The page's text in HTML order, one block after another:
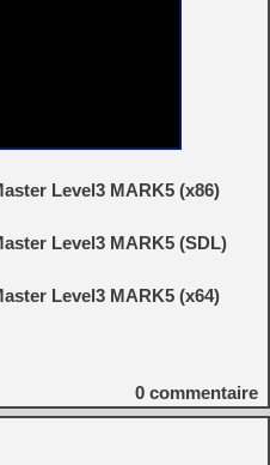
Level3 MARK5 (x86)
Level3 MARK5 (SDL)
Level3 MARK5 (x64)
0 commentaire